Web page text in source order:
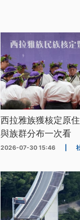
西拉雅族獲核定原
與族群分布一次看
2026-07-30 15:46